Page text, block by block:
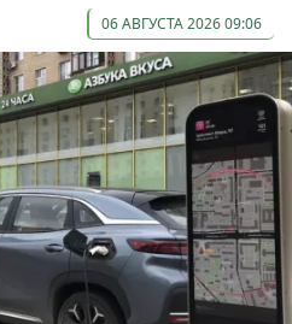
06 АВГУСТА 2026 09:06